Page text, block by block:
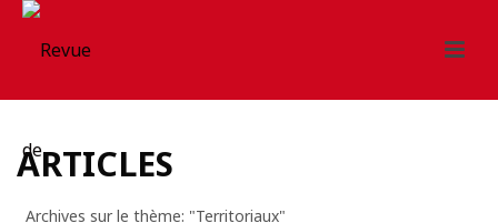
ARTICLES
Archives sur le thème: "Territoriaux"